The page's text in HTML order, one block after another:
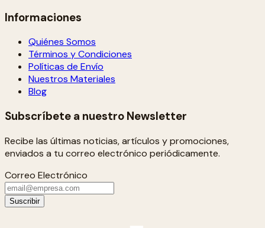
Informaciones
Quiénes Somos
Términos y Condiciones
Políticas de Envío
Nuestros Materiales
Blog
Subscríbete a nuestro Newsletter
Recibe las últimas noticias, artículos y promociones,
enviados a tu correo electrónico periódicamente.
Correo Electrónico
Suscribir